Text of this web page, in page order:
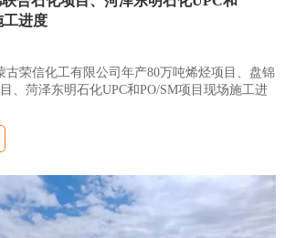
工进度
古荣信化工有限公司年产80万吨烯烃项目、盘锦
、菏泽东明石化UPC和PO/SM项目现场施工进